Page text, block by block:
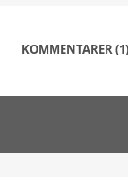
KOMMENTARER (1)